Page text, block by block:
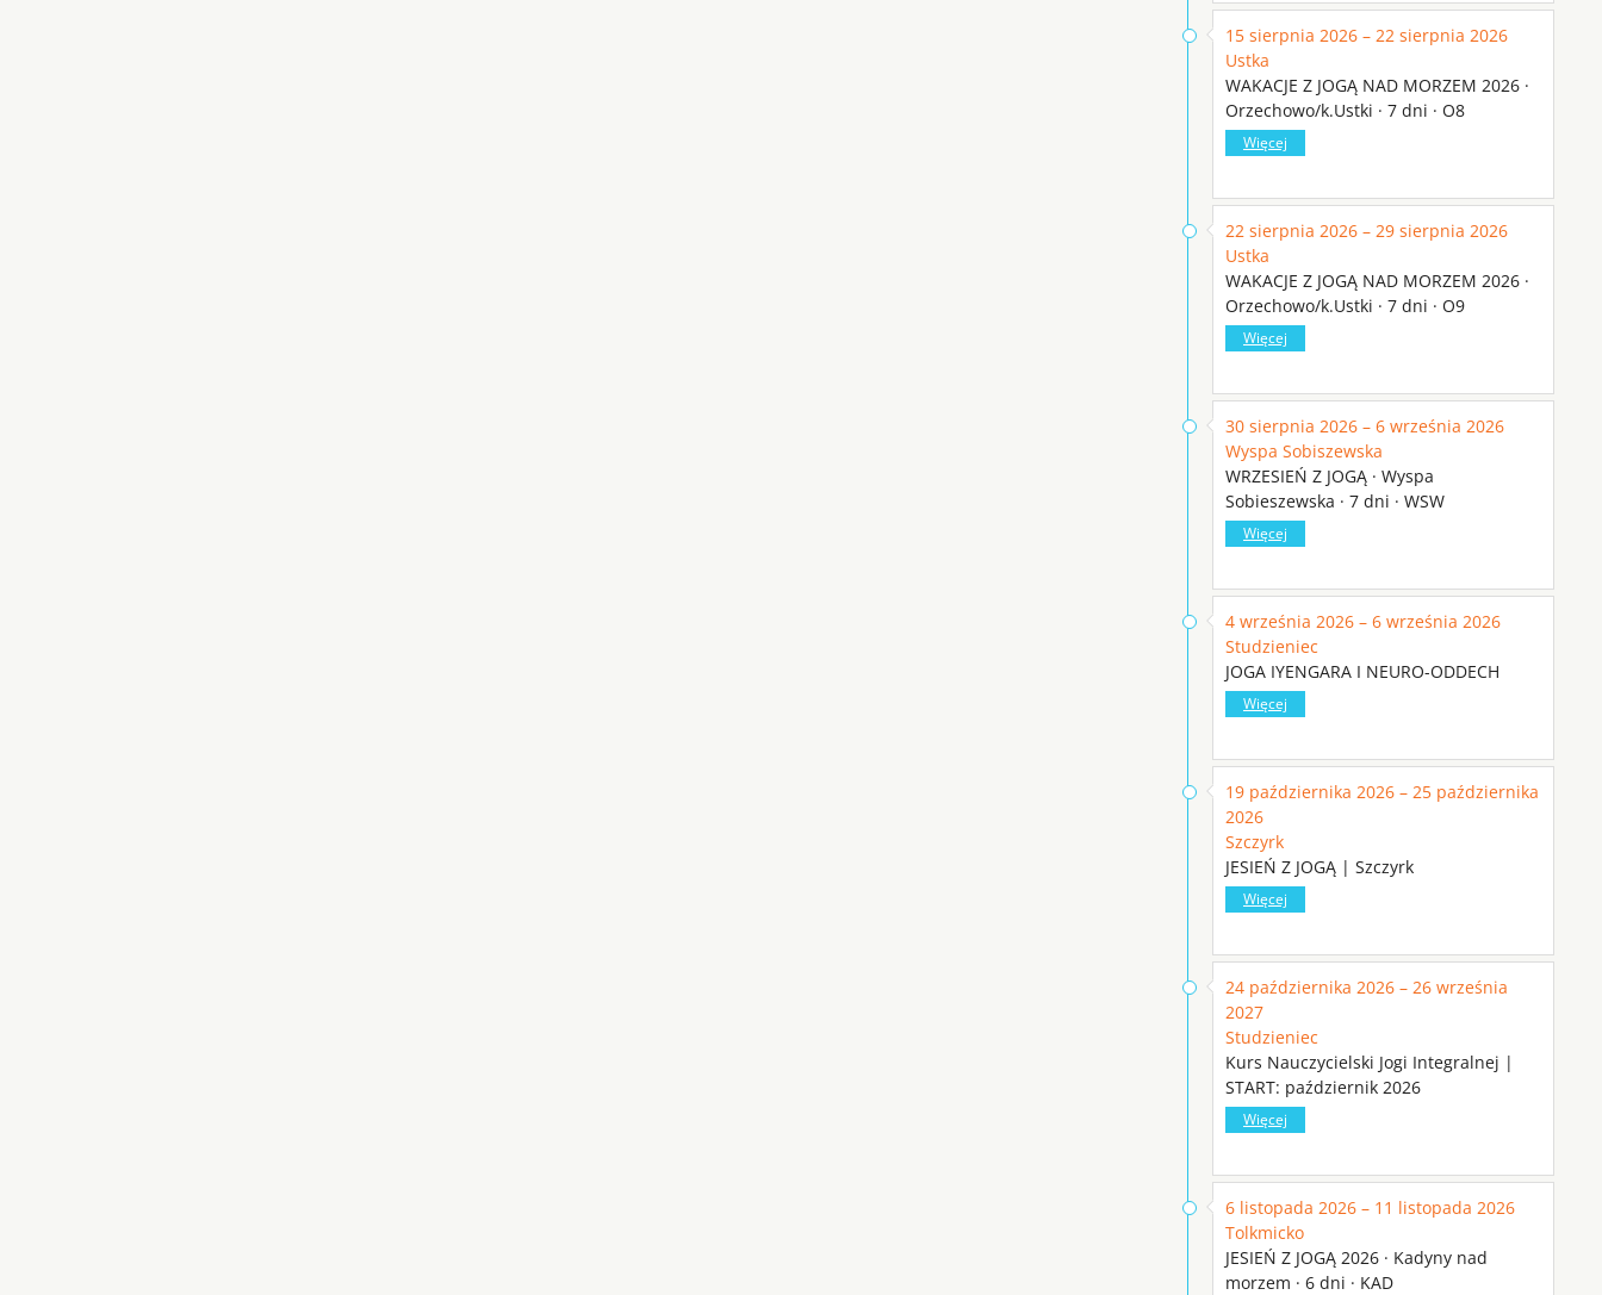
15 sierpnia 2026 – 22 sierpnia 2026
Ustka
WAKACJE Z JOGĄ NAD MORZEM 2026 ·
Orzechowo/k.Ustki · 7 dni · O8
Więcej
22 sierpnia 2026 – 29 sierpnia 2026
Ustka
WAKACJE Z JOGĄ NAD MORZEM 2026 ·
Orzechowo/k.Ustki · 7 dni · O9
Więcej
30 sierpnia 2026 – 6 września 2026
Wyspa Sobiszewska
WRZESIEŃ Z JOGĄ · Wyspa
Sobieszewska · 7 dni · WSW
Więcej
4 września 2026 – 6 września 2026
Studzieniec
JOGA IYENGARA I NEURO-ODDECH
Więcej
19 października 2026 – 25 października
2026
Szczyrk
JESIEŃ Z JOGĄ | Szczyrk
Więcej
24 października 2026 – 26 września
2027
Studzieniec
Kurs Nauczycielski Jogi Integralnej |
START: październik 2026
Więcej
6 listopada 2026 – 11 listopada 2026
Tolkmicko
JESIEŃ Z JOGĄ 2026 · Kadyny nad
morzem · 6 dni · KAD